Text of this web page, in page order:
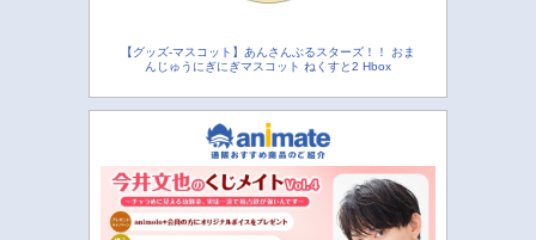
【グッズ-マスコット】あんさんぶるスターズ！！ おま
んじゅうにぎにぎマスコット ねくすと2 Hbox